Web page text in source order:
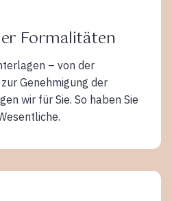
Formalitäten
– von der
Genehmigung der
wir für Sie. So haben Sie